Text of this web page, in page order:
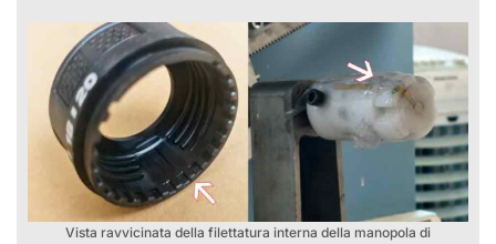
Vista ravvicinata della filettatura interna della manopola di